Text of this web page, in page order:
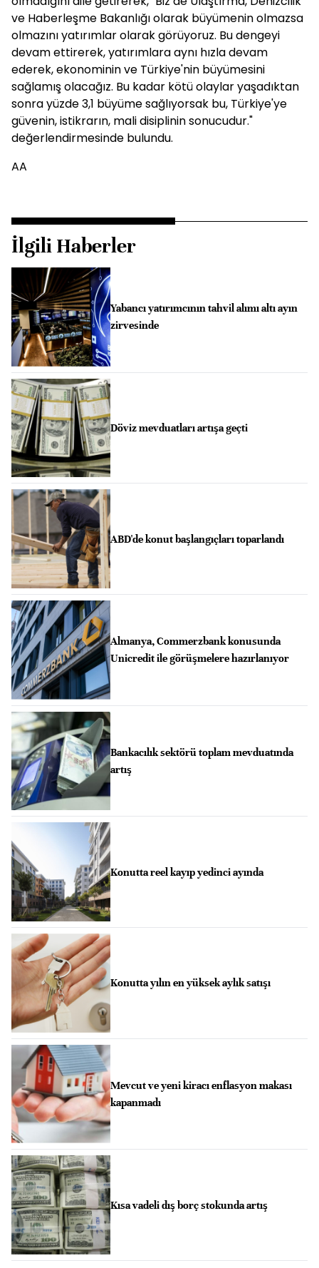
ve Haberleşme Bakanlığı olarak büyümenin olmazsa
olmazını yatırımlar olarak görüyoruz. Bu dengeyi
devam ettirerek, yatırımlara aynı hızla devam
ederek, ekonominin ve Türkiye'nin büyümesini
sağlamış olacağız. Bu kadar kötü olaylar yaşadıktan
sonra yüzde 3,1 büyüme sağlıyorsak bu, Türkiye'ye
güvenin, istikrarın, mali disiplinin sonucudur."
değerlendirmesinde bulundu.
AA
İlgili Haberler
Yabancı yatırımcının tahvil alımı altı ayın
zirvesinde
Döviz mevduatları artışa geçti
ABD'de konut başlangıçları toparlandı
Almanya, Commerzbank konusunda
Unicredit ile görüşmelere hazırlanıyor
Bankacılık sektörü toplam mevduatında
artış
Konutta reel kayıp yedinci ayında
Konutta yılın en yüksek aylık satışı
Mevcut ve yeni kiracı enflasyon makası
kapanmadı
Kısa vadeli dış borç stokunda artış